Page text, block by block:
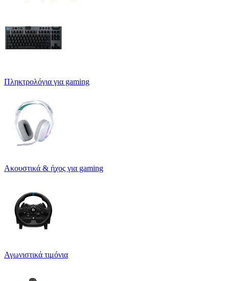
Πληκτρολόγια για gaming
Ακουστικά & ήχος για gaming
Αγωνιστικά τιμόνια